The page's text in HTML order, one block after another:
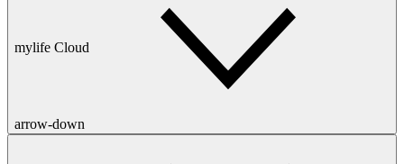
mylife Cloud
arrow-down